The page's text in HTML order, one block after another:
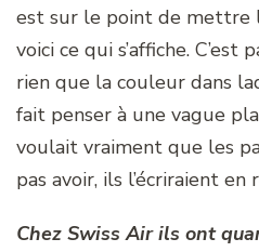
est sur le point de mettre
voici ce qui s’affiche.
rien que la couleur dans
fait penser à une vague
voulait vraiment que les
pas avoir, ils l’écriraient en
Chez Swiss Air ils ont